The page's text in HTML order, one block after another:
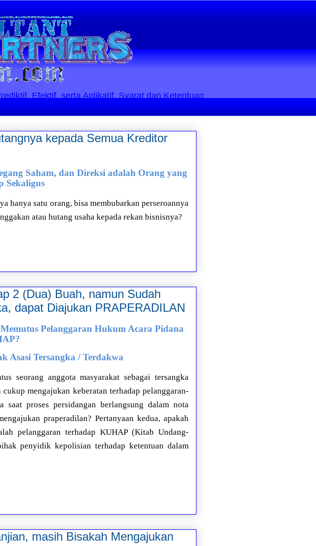
Efektif, serta Aplikatif. Syarat dan Ketentuan
kepada Semua Kreditor
Saham, dan Direksi adalah Orang yang
Sekaligus
hanya satu orang, bisa membubarkan perseroannya
atau hutang usaha kepada rekan bisnisnya?
2 (Dua) Buah, namun Sudah
dapat Diajukan PRAPERADILAN
Pelanggaran Hukum Acara Pidana
Asasi Tersangka / Terdakwa
seorang anggota masyarakat sebagai tersangka
mengajukan keberatan terhadap pelanggaran-
saat proses persidangan berlangsung dalam nota
praperadilan? Pertanyaan kedua, apakah
pelanggaran terhadap KUHAP (Kitab Undang-
penyidik kepolisian terhadap ketentuan dalam
masih Bisakah Mengajukan